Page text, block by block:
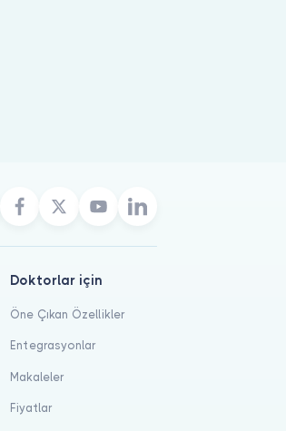
Doktorlar için
Öne Çıkan Özellikler
Entegrasyonlar
Makaleler
Fiyatlar